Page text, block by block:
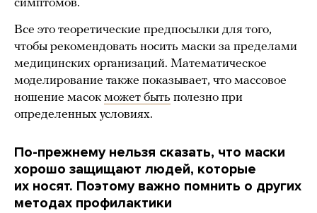
симптомов.
Все это теоретические предпосылки для того,
чтобы рекомендовать носить маски за пределами
медицинских организаций. Математическое
моделирование также показывает, что массовое
ношение масок может быть полезно при
определенных условиях.
По-прежнему нельзя сказать, что маски
хорошо защищают людей, которые
их носят. Поэтому важно помнить о других
методах профилактики